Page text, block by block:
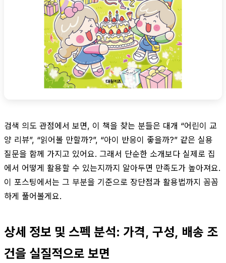
검색 의도 관점에서 보면, 이 책을 찾는 분들은 대개 “어린이 교
양 리뷰”, “읽어볼 만할까?”, “아이 반응이 좋을까?” 같은 실용
질문을 함께 가지고 있어요. 그래서 단순한 소개보다 실제로 집
에서 어떻게 활용할 수 있는지까지 알아두면 만족도가 높아져요.
이 포스팅에서는 그 부분을 기준으로 장단점과 활용법까지 꼼꼼
하게 풀어볼게요.
상세 정보 및 스펙 분석: 가격, 구성, 배송 조
건을 실질적으로 보면